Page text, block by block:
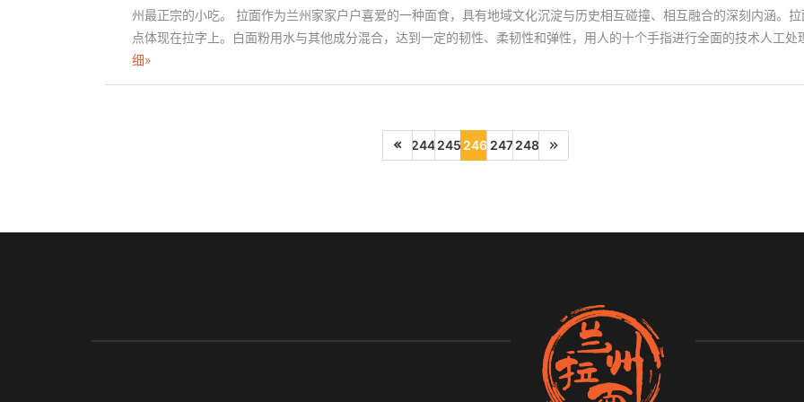
州最正宗的小吃。 拉面作为兰州家家户户喜爱的一种面食，具有地域文化沉淀与历史相互碰撞、相互融合的深刻内涵。
点体现在拉字上。白面粉用水与其他成分混合，达到一定的韧性、柔韧性和弹性，用人的十个手指进行全面的技术人工处
细»
244 245 246 247 248